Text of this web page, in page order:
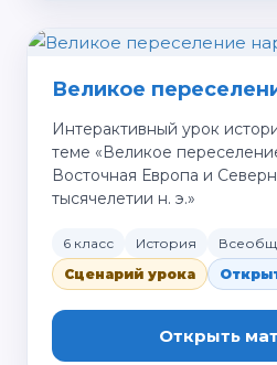
Великое
Интерактивный урок
теме «Великое
Восточная Европа и
тысячелетии н. э.»
6 класс История
Сценарий урока
Открыть